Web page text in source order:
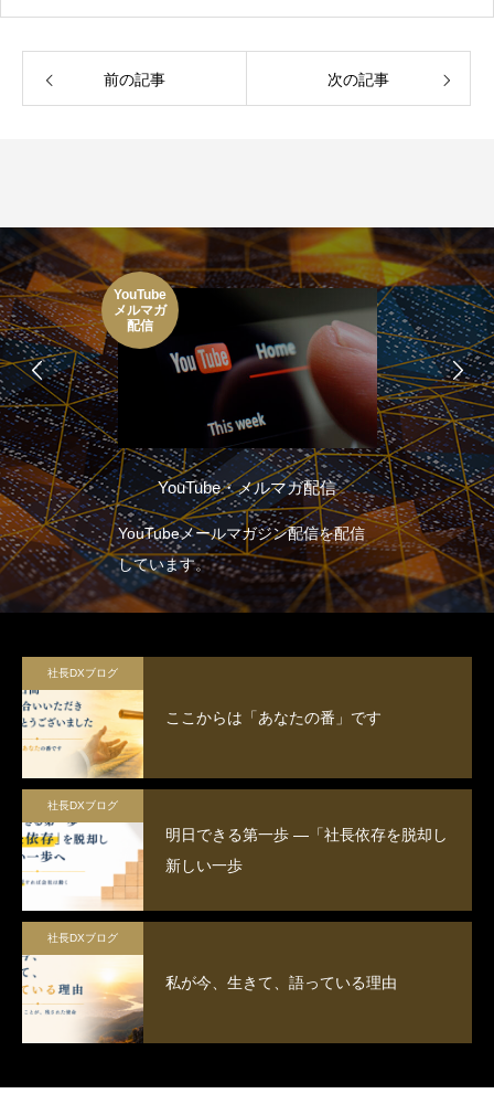
前の記事 次の記事
YouTube
メルマガ
配信
YouTube・メルマガ配信
YouTubeメールマガジン配信を配信
しています。
社長DXブログ
ここからは「あなたの番」です
社長DXブログ
明日できる第一歩 ―「社長依存を脱却し
新しい一歩
社長DXブログ
私が今、生きて、語っている理由